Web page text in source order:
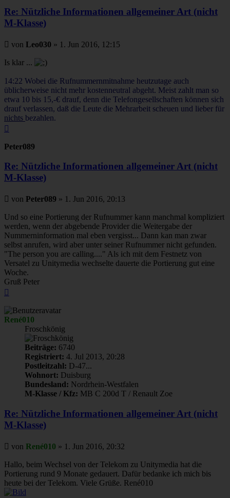
Re: Nützliche Informationen allgemeiner Art (nicht
M-Klasse)
Beitrag
von Leo030 » 1. Jun 2016, 12:15
Is klar ...
14:22 Wobei die Rufnummernmitnahme heutzutage auch
üblicherweise nicht mehr kostenneutral abgeht. Meist zahlt man so
etwa 10 bis 15,-€ drauf, denn die Telefongesellschaften können sich
drauf verlassen, daß die Leute die Mehrarbeit scheuen und lieber für
nichts bezahlen.
Peter089
Re: Nützliche Informationen allgemeiner Art (nicht
M-Klasse)
Beitrag
von Peter089 » 1. Jun 2016, 20:13
Und so eine Portierung der Rufnummer kann manchmal kompliziert
werden, wenn der abgebende Provider die Weitergabe der
Nummerninformation mal eben vergisst... Dann kan man zwar
selbst anrufen, wird aber unter seiner Rufnummer nicht gefunden.
"The person you are calling...." Als ich mit dem Festnetz von
Versatel zu Unitymedia wechselte dauerte die Portierung gut eine
Woche.
Gruß Peter
René010
Froschkönig
Beiträge: 6740
Registriert: 4. Jul 2013, 20:28
Postleitzahl: D-47...
Wohnort: Duisburg
Bundesland: Nordrhein-Westfalen
M-Klasse / Kfz: MB C 200d T / Renault Zoe
Re: Nützliche Informationen allgemeiner Art (nicht
M-Klasse)
Beitrag
von René010 » 1. Jun 2016, 20:32
Hallo, beim Wechsel von der Telekom zu Unitymedia hat die
Portierung rund 9 Monate gedauert. Dafür bedanke ich mich bis
heute bei der Telekom. Viele Grüße. René010